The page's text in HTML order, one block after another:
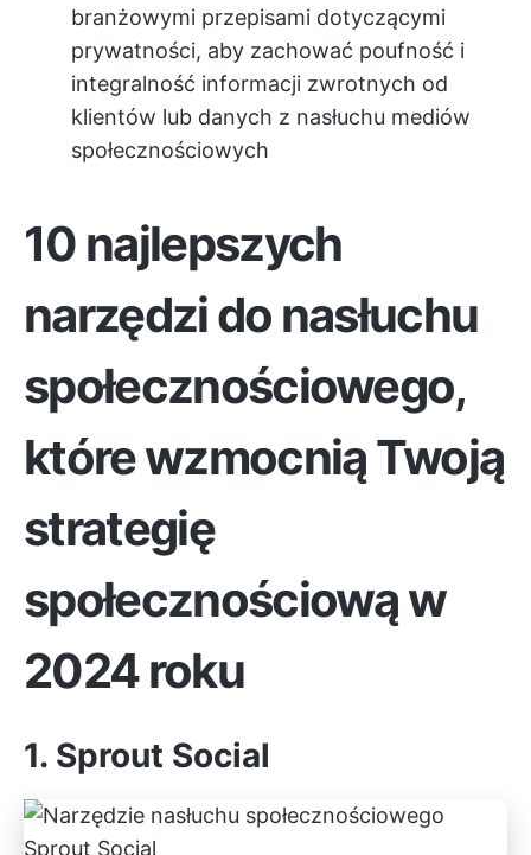
branżowymi przepisami dotyczącymi
prywatności, aby zachować poufność i
integralność informacji zwrotnych od
klientów lub danych z nasłuchu mediów
społecznościowych
10 najlepszych
narzędzi do nasłuchu
społecznościowego,
które wzmocnią Twoją
strategię
społecznościową w
2024 roku
1. Sprout Social